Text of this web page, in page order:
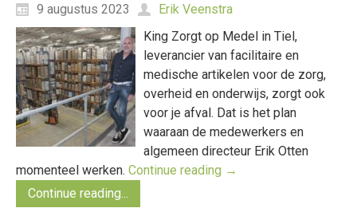
9 augustus 2023
Erik Veenstra
King Zorgt op Medel in Tiel,
leverancier van facilitaire en
medische artikelen voor de zorg,
overheid en onderwijs, zorgt ook
voor je afval. Dat is het plan
waaraan de medewerkers en
algemeen directeur Erik Otten
momenteel werken. Continue reading →
Continue reading...